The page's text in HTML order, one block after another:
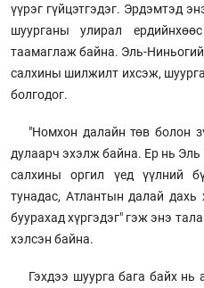
үүрэг гүйцэтгэдэг. Эрдэмтэд
шуурганы улирал
таамаглаж байна. Эль-
салхины шилжилт ихсэж, шуурга
болгодог.
"Номхон далайн төв болон
дулаарч эхэлж байна. Ер нь
салхины оргил үед үүлний
тунадас, Атлантын далай
буурахад хүргэдэг" гэж энэ
хэлсэн байна.
Гэхдээ шуурга бага байх